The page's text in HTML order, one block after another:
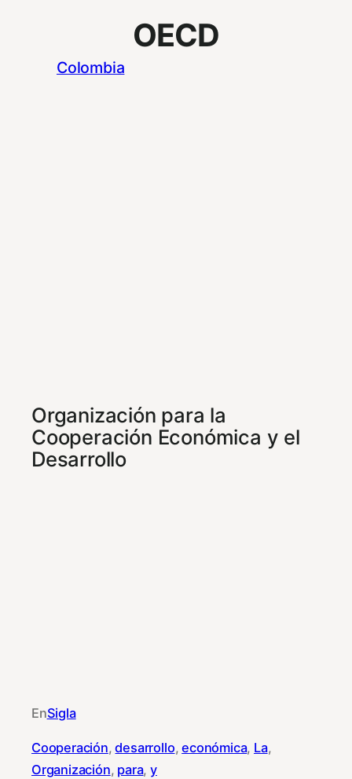
OECD
Colombia
Organización para la
Cooperación Económica y el
Desarrollo
EnSigla
Cooperación, desarrollo, económica, La
Organización, para, y